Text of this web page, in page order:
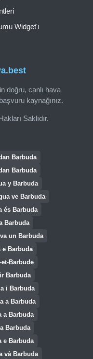
doğru, canlı hava
kaynağınız.
Saklıdır.
Widget'ı
Barbuda
Barbuda
y Barbuda
ve Barbuda
és Barbuda
Barbuda
un Barbuda
e Barbuda
et-Barbude
Barbuda
i Barbuda
a Barbuda
a Barbuda
Barbuda
e Barbuda
và Barbuda